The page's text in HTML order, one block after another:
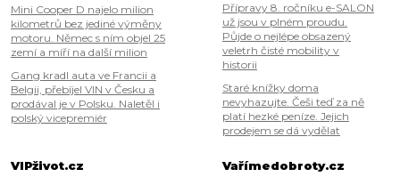
Mini Cooper D najelo milion
kilometrů bez jediné výměny
motoru. Němec s ním objel 25
zemí a míří na další milion
Gang kradl auta ve Francii a
Belgii, přebíjel VIN v Česku a
prodával je v Polsku. Naletěl i
polský vicepremiér
Přípravy 8. ročníku e-SALON
už jsou v plném proudu.
Půjde o nejlépe obsazený
veletrh čisté mobility v
historii
Staré knížky doma
nevyhazujte. Češi teď za ně
platí hezké peníze. Jejich
prodejem se dá vydělat
VIPživot.cz
Vařímedobroty.cz